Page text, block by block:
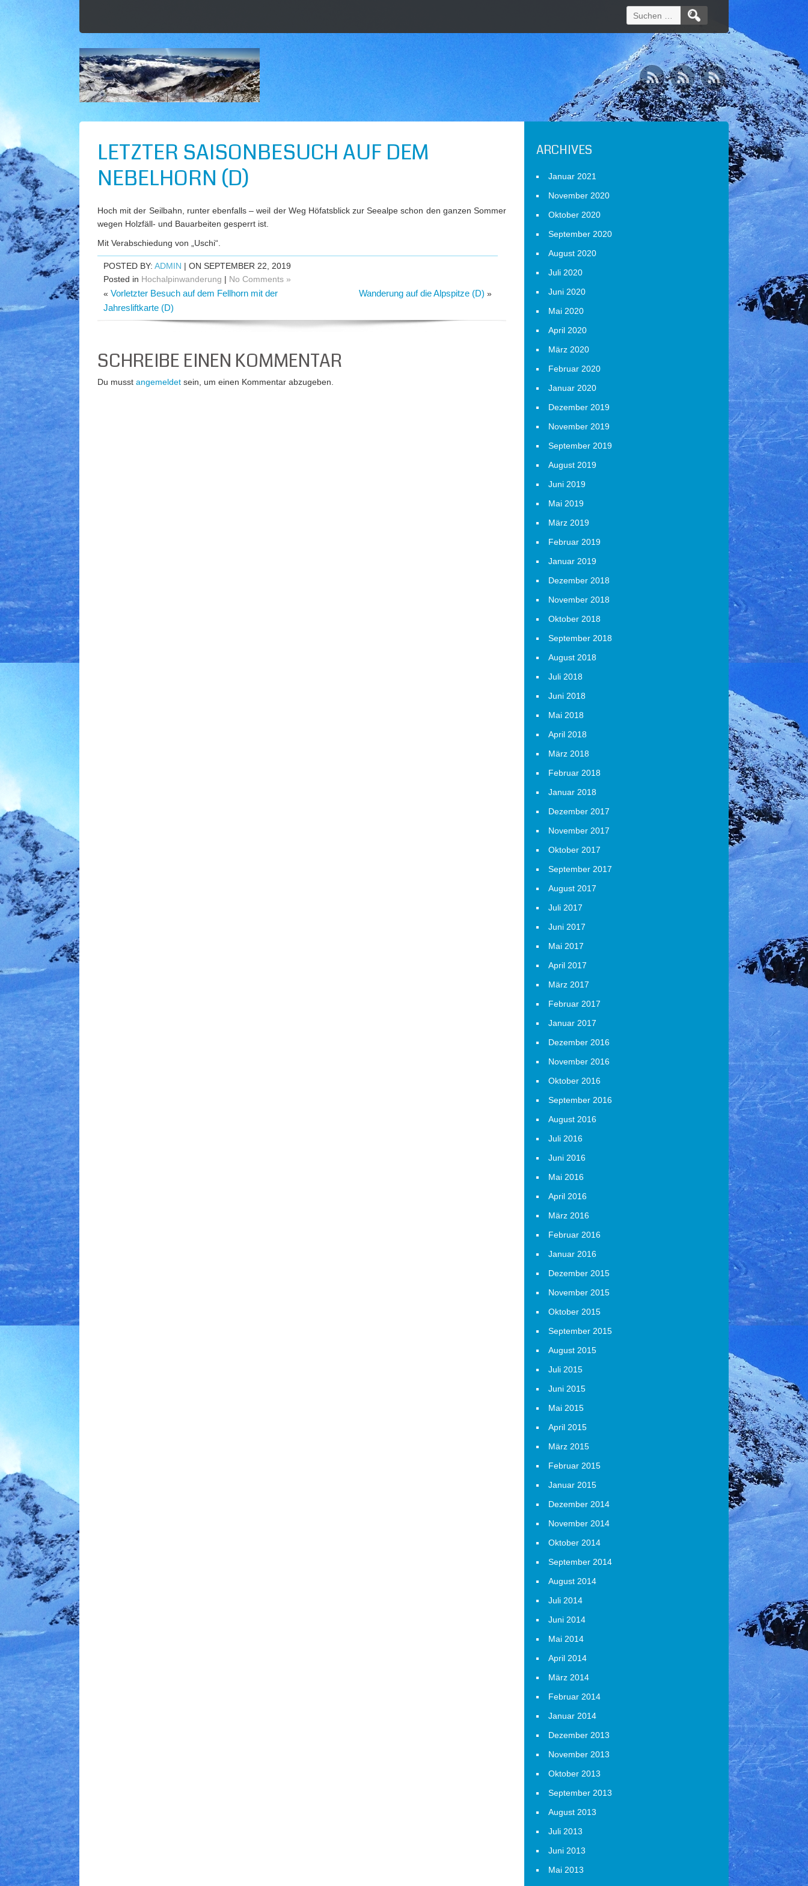
Suchen
nach:
LETZTER SAISONBESUCH AUF DEM
NEBELHORN (D)
Hoch mit der Seilbahn, runter ebenfalls – weil der Weg Höfatsblick zur Seealpe schon den ganzen Sommer
wegen Holzfäll- und Bauarbeiten gesperrt ist.
Mit Verabschiedung von „Uschi“.
POSTED BY: ADMIN | ON SEPTEMBER 22, 2019
Posted in Hochalpinwanderung | No Comments »
« Vorletzter Besuch auf dem Fellhorn mit der
Jahresliftkarte (D)
Wanderung auf die Alpspitze (D) »
SCHREIBE EINEN KOMMENTAR
Du musst angemeldet sein, um einen Kommentar abzugeben.
ARCHIVES
Januar 2021
November 2020
Oktober 2020
September 2020
August 2020
Juli 2020
Juni 2020
Mai 2020
April 2020
März 2020
Februar 2020
Januar 2020
Dezember 2019
November 2019
September 2019
August 2019
Juni 2019
Mai 2019
März 2019
Februar 2019
Januar 2019
Dezember 2018
November 2018
Oktober 2018
September 2018
August 2018
Juli 2018
Juni 2018
Mai 2018
April 2018
März 2018
Februar 2018
Januar 2018
Dezember 2017
November 2017
Oktober 2017
September 2017
August 2017
Juli 2017
Juni 2017
Mai 2017
April 2017
März 2017
Februar 2017
Januar 2017
Dezember 2016
November 2016
Oktober 2016
September 2016
August 2016
Juli 2016
Juni 2016
Mai 2016
April 2016
März 2016
Februar 2016
Januar 2016
Dezember 2015
November 2015
Oktober 2015
September 2015
August 2015
Juli 2015
Juni 2015
Mai 2015
April 2015
März 2015
Februar 2015
Januar 2015
Dezember 2014
November 2014
Oktober 2014
September 2014
August 2014
Juli 2014
Juni 2014
Mai 2014
April 2014
März 2014
Februar 2014
Januar 2014
Dezember 2013
November 2013
Oktober 2013
September 2013
August 2013
Juli 2013
Juni 2013
Mai 2013